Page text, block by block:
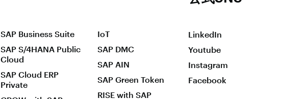
SAP Business Suite
SAP S/4HANA Public
Cloud
SAP Cloud ERP
Private
IoT
SAP DMC
SAP AIN
SAP Green Token
RISE with SAP
LinkedIn
Youtube
Instagram
Facebook